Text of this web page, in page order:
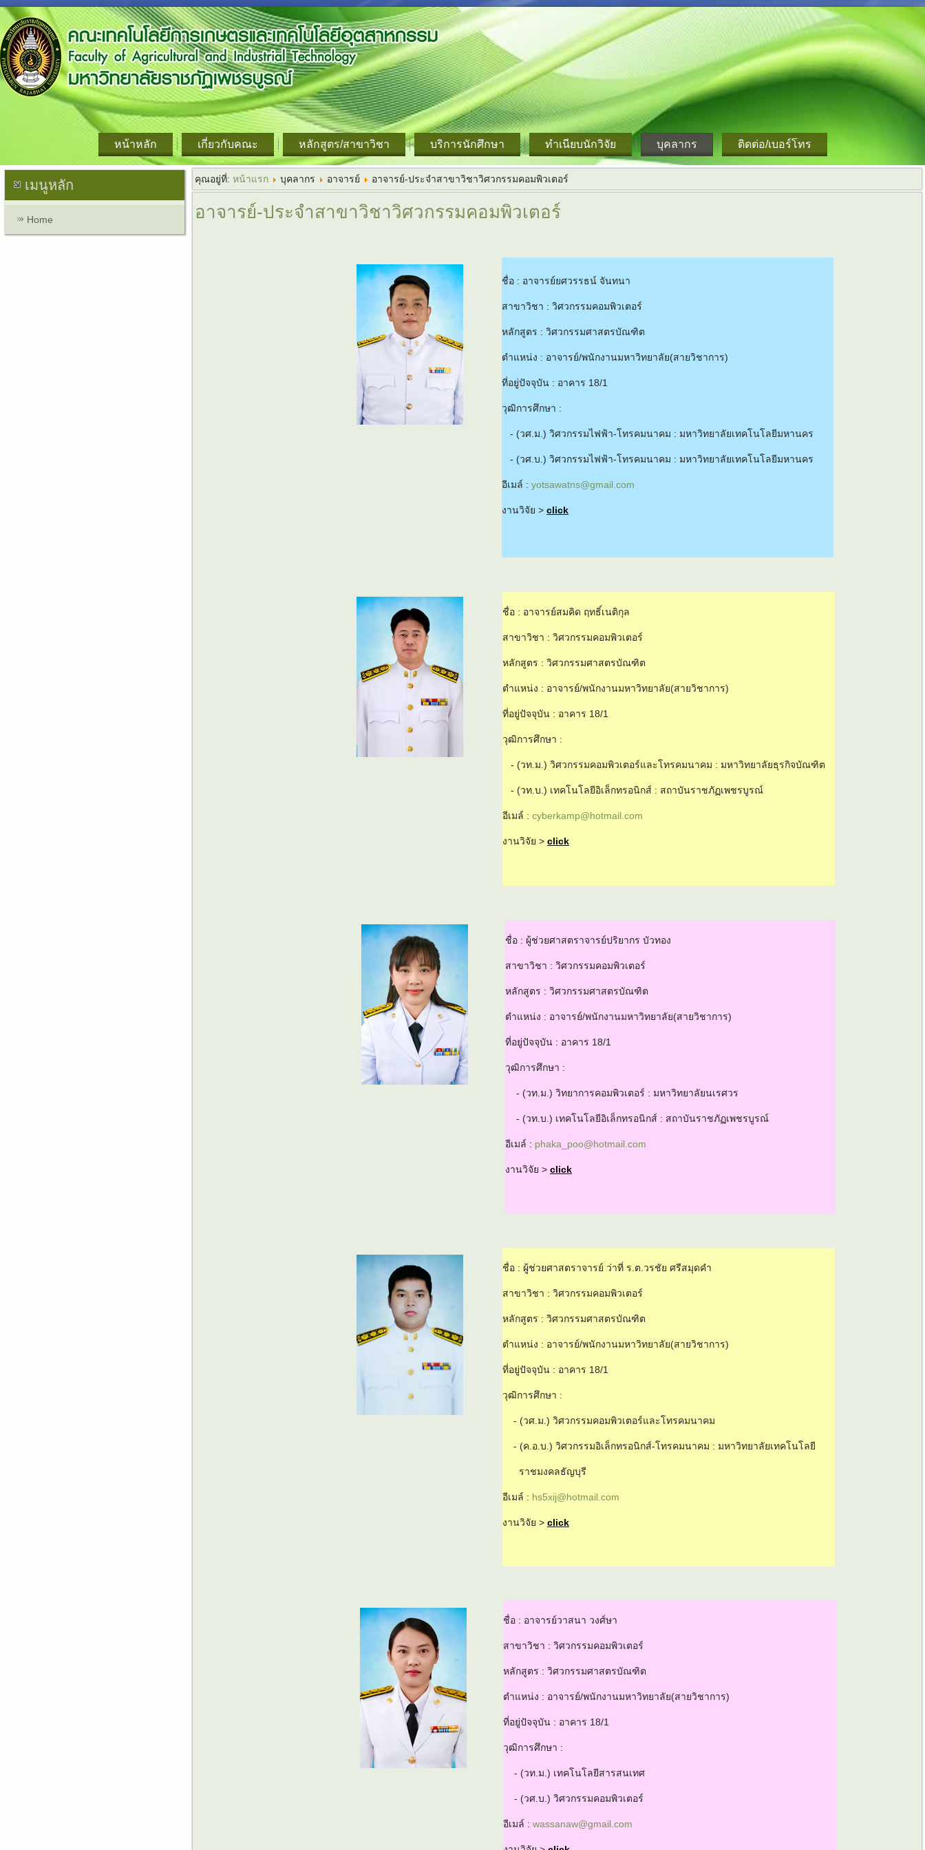
หน้าหลัก เกี่ยวกับคณะ หลักสูตร/สาขาวิชา บริการนักศึกษา ทำเนียบนักวิจัย บุคลากร ติดต่อ/เบอร์โทร
เมนูหลัก
Home
คุณอยู่ที่: หน้าแรก บุคลากร อาจารย์ อาจารย์-ประจำสาขาวิชาวิศวกรรมคอมพิวเตอร์
อาจารย์-ประจำสาขาวิชาวิศวกรรมคอมพิวเตอร์
ชื่อ : อาจารย์ยศวรรธน์ จันทนา
สาขาวิชา : วิศวกรรมคอมพิวเตอร์
หลักสูตร : วิศวกรรมศาสตรบัณฑิต
ตำแหน่ง : อาจารย์/พนักงานมหาวิทยาลัย(สายวิชาการ)
ที่อยู่ปัจจุบัน : อาคาร 18/1
วุฒิการศึกษา :
- (วศ.ม.) วิศวกรรมไฟฟ้า-โทรคมนาคม : มหาวิทยาลัยเทคโนโลยีมหานคร
- (วศ.บ.) วิศวกรรมไฟฟ้า-โทรคมนาคม : มหาวิทยาลัยเทคโนโลยีมหานคร
อีเมล์ : yotsawatns@gmail.com
งานวิจัย > click
ชื่อ : อาจารย์สมคิด ฤทธิ์เนติกุล
สาขาวิชา : วิศวกรรมคอมพิวเตอร์
หลักสูตร : วิศวกรรมศาสตรบัณฑิต
ตำแหน่ง : อาจารย์/พนักงานมหาวิทยาลัย(สายวิชาการ)
ที่อยู่ปัจจุบัน : อาคาร 18/1
วุฒิการศึกษา :
- (วท.ม.) วิศวกรรมคอมพิวเตอร์และโทรคมนาคม : มหาวิทยาลัยธุรกิจบัณฑิต
- (วท.บ.) เทคโนโลยีอิเล็กทรอนิกส์ : สถาบันราชภัฏเพชรบูรณ์
อีเมล์ : cyberkamp@hotmail.com
งานวิจัย > click
ชื่อ : ผู้ช่วยศาสตราจารย์ปริยากร บัวทอง
สาขาวิชา : วิศวกรรมคอมพิวเตอร์
หลักสูตร : วิศวกรรมศาสตรบัณฑิต
ตำแหน่ง : อาจารย์/พนักงานมหาวิทยาลัย(สายวิชาการ)
ที่อยู่ปัจจุบัน : อาคาร 18/1
วุฒิการศึกษา :
- (วท.ม.) วิทยาการคอมพิวเตอร์ : มหาวิทยาลัยนเรศวร
- (วท.บ.) เทคโนโลยีอิเล็กทรอนิกส์ : สถาบันราชภัฏเพชรบูรณ์
อีเมล์ : phaka_poo@hotmail.com
งานวิจัย > click
ชื่อ : ผู้ช่วยศาสตราจารย์ ว่าที่ ร.ต.วรชัย ศรีสมุดคำ
สาขาวิชา : วิศวกรรมคอมพิวเตอร์
หลักสูตร : วิศวกรรมศาสตรบัณฑิต
ตำแหน่ง : อาจารย์/พนักงานมหาวิทยาลัย(สายวิชาการ)
ที่อยู่ปัจจุบัน : อาคาร 18/1
วุฒิการศึกษา :
- (วศ.ม.) วิศวกรรมคอมพิวเตอร์และโทรคมนาคม
- (ค.อ.บ.) วิศวกรรมอิเล็กทรอนิกส์-โทรคมนาคม : มหาวิทยาลัยเทคโนโลยี
ราชมงคลธัญบุรี
อีเมล์ : hs5xij@hotmail.com
งานวิจัย > click
ชื่อ : อาจารย์วาสนา วงศ์ษา
สาขาวิชา : วิศวกรรมคอมพิวเตอร์
หลักสูตร : วิศวกรรมศาสตรบัณฑิต
ตำแหน่ง : อาจารย์/พนักงานมหาวิทยาลัย(สายวิชาการ)
ที่อยู่ปัจจุบัน : อาคาร 18/1
วุฒิการศึกษา :
- (วท.ม.) เทคโนโลยีสารสนเทศ
- (วศ.บ.) วิศวกรรมคอมพิวเตอร์
อีเมล์ : wassanaw@gmail.com